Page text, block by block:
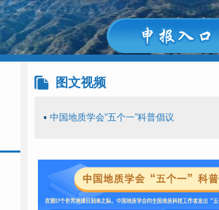
图文视频
▪ 中国地质学会“五个一”科普倡议